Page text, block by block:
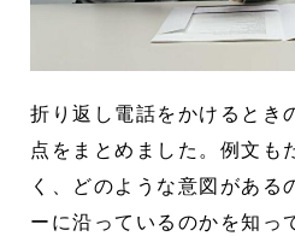
折り返し電話をかけるとき
点をまとめました。例文も
く、どのような意図がある
ーに沿っているのかを知っ